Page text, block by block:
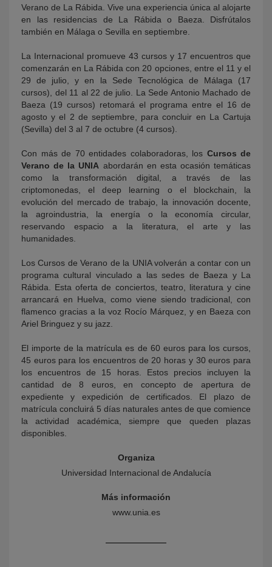
Verano de La Rábida. Vive una experiencia única al alojarte
en las residencias de La Rábida o Baeza. Disfrútalos
también en Málaga o Sevilla en septiembre.
La Internacional promueve 43 cursos y 17 encuentros que
comenzarán en La Rábida con 20 opciones, entre el 11 y el
29 de julio, y en la Sede Tecnológica de Málaga (17
cursos), del 11 al 22 de julio. La Sede Antonio Machado de
Baeza (19 cursos) retomará el programa entre el 16 de
agosto y el 2 de septiembre, para concluir en La Cartuja
(Sevilla) del 3 al 7 de octubre (4 cursos).
Con más de 70 entidades colaboradoras, los Cursos de
Verano de la UNIA abordarán en esta ocasión temáticas
como la transformación digital, a través de las
criptomonedas, el deep learning o el blockchain, la
evolución del mercado de trabajo, la innovación docente,
la agroindustria, la energía o la economía circular,
reservando espacio a la literatura, el arte y las
humanidades.
Los Cursos de Verano de la UNIA volverán a contar con un
programa cultural vinculado a las sedes de Baeza y La
Rábida. Esta oferta de conciertos, teatro, literatura y cine
arrancará en Huelva, como viene siendo tradicional, con
flamenco gracias a la voz Rocío Márquez, y en Baeza con
Ariel Bringuez y su jazz.
El importe de la matrícula es de 60 euros para los cursos,
45 euros para los encuentros de 20 horas y 30 euros para
los encuentros de 15 horas. Estos precios incluyen la
cantidad de 8 euros, en concepto de apertura de
expediente y expedición de certificados. El plazo de
matrícula concluirá 5 días naturales antes de que comience
la actividad académica, siempre que queden plazas
disponibles.
Organiza
Universidad Internacional de Andalucía
Más información
www.unia.es